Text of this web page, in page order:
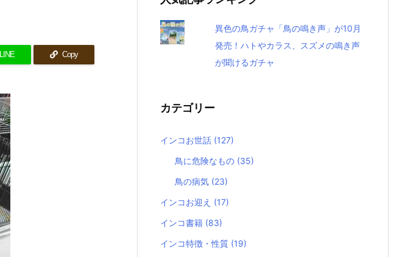
LINE Copy
異色の鳥ガチャ「鳥の鳴き声」が10月
発売！ハトやカラス、スズメの鳴き声
が聞けるガチャ
カテゴリー
インコお世話 (127)
鳥に危険なもの (35)
鳥の病気 (23)
インコお迎え (17)
インコ書籍 (83)
インコ特徴・性質 (19)